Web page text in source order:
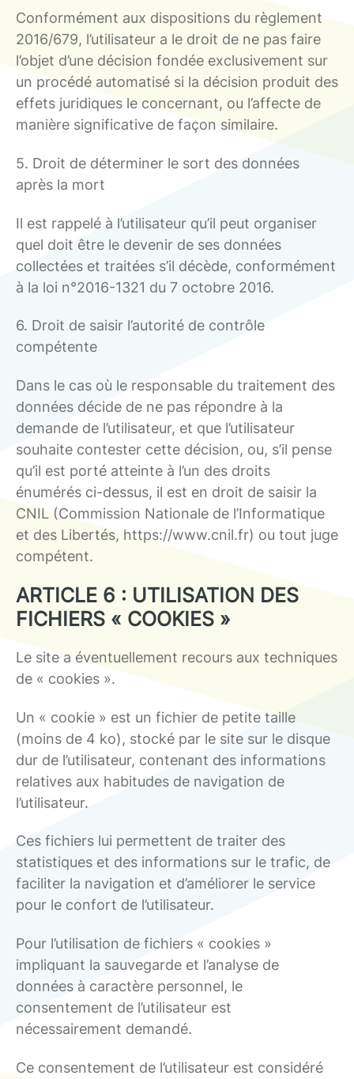
Conformément aux dispositions du règlement
2016/679, l’utilisateur a le droit de ne pas faire
l’objet d’une décision fondée exclusivement sur
un procédé automatisé si la décision produit des
effets juridiques le concernant, ou l’affecte de
manière significative de façon similaire.
5. Droit de déterminer le sort des données
après la mort
Il est rappelé à l’utilisateur qu’il peut organiser
quel doit être le devenir de ses données
collectées et traitées s’il décède, conformément
à la loi n°2016-1321 du 7 octobre 2016.
6. Droit de saisir l’autorité de contrôle
compétente
Dans le cas où le responsable du traitement des
données décide de ne pas répondre à la
demande de l’utilisateur, et que l’utilisateur
souhaite contester cette décision, ou, s’il pense
qu’il est porté atteinte à l’un des droits
énumérés ci-dessus, il est en droit de saisir la
CNIL (Commission Nationale de l’Informatique
et des Libertés, https://www.cnil.fr) ou tout juge
compétent.
ARTICLE 6 : UTILISATION DES
FICHIERS « COOKIES »
Le site a éventuellement recours aux techniques
de « cookies ».
Un « cookie » est un fichier de petite taille
(moins de 4 ko), stocké par le site sur le disque
dur de l’utilisateur, contenant des informations
relatives aux habitudes de navigation de
l’utilisateur.
Ces fichiers lui permettent de traiter des
statistiques et des informations sur le trafic, de
faciliter la navigation et d’améliorer le service
pour le confort de l’utilisateur.
Pour l’utilisation de fichiers « cookies »
impliquant la sauvegarde et l’analyse de
données à caractère personnel, le
consentement de l’utilisateur est
nécessairement demandé.
Ce consentement de l’utilisateur est considéré